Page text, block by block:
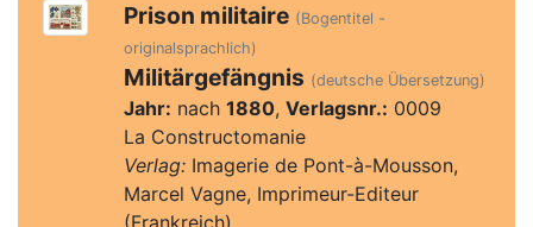
Prison militaire (Bogentitel -
originalsprachlich)
Militärgefängnis (deutsche Übersetzung)
Jahr: nach 1880, Verlagsnr.: 0009
La Constructomanie
Verlag:Imagerie de Pont-à-Mousson,
Marcel Vagne, Imprimeur-Editeur
(Frankreich)